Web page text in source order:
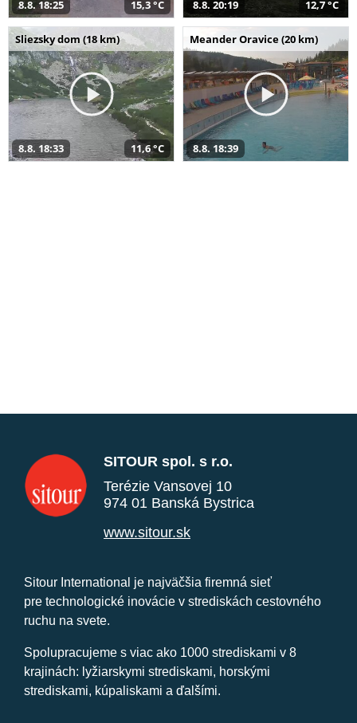
8.8. 18:25 15,3 °C 8.8. 20:19 12,7 °C
Sliezsky dom (18 km)
8.8. 18:33 11,6 °C
Meander Oravice (20 km)
8.8. 18:39
SITOUR spol. s r.o.
Terézie Vansovej 10
974 01 Banská Bystrica
www.sitour.sk
Sitour International je najväčšia firemná sieť
pre technologické inovácie v strediskách cestovného
ruchu na svete.
Spolupracujeme s viac ako 1000 strediskami v 8
krajinách: lyžiarskymi strediskami, horskými
strediskami, kúpaliskami a ďalšími.